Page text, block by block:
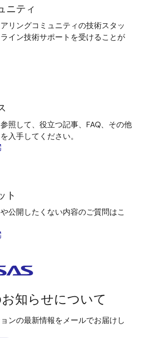
ニティ
リングコミュニティの技術スタッ
イン技術サポートを受けることが
照して、役立つ記事、FAQ、その他
入手してください。
ト
公開したくない内容のご質問はこ
知らせについて
ンの最新情報をメールでお届けし